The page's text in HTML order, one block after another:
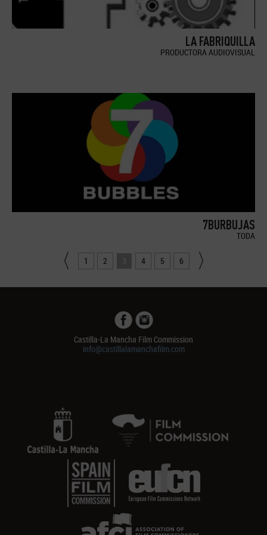
LA FABRIQUILLA
PRODUCTORA AUDIOVISUAL
7BURBUJAS
TODA
1 2 3 4 5 6
Castilla-La Mancha Film Commission
info@castillalamanchafilm.com